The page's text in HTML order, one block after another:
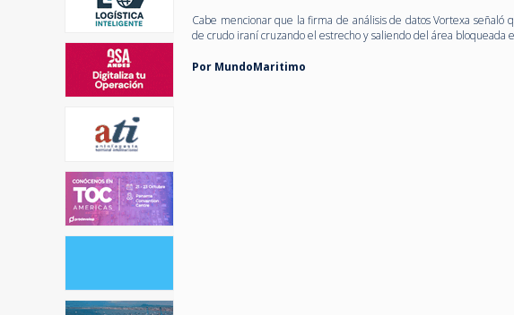
Cabe mencionar que la firma de análisis de datos Vortexa
de crudo iraní cruzando el estrecho y saliendo del área bloqueada
Por MundoMaritimo